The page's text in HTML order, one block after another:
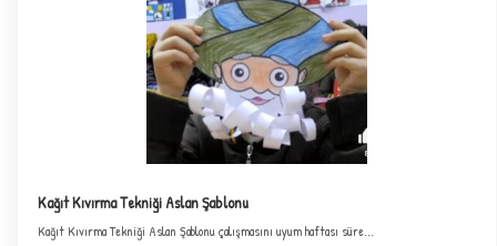
★
Kağıt Kıvırma Tekniği Aslan Şablonu
Kağıt Kıvırma Tekniği Aslan Şablonu çalışmasını uyum haftası süre...